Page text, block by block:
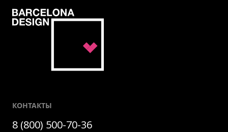
КОНТАКТЫ
8 (800) 500-70-36